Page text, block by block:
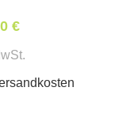
separat bestellt
€